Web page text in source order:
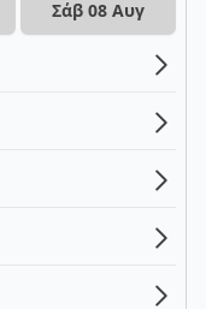
Σάβ 08 Αυγ